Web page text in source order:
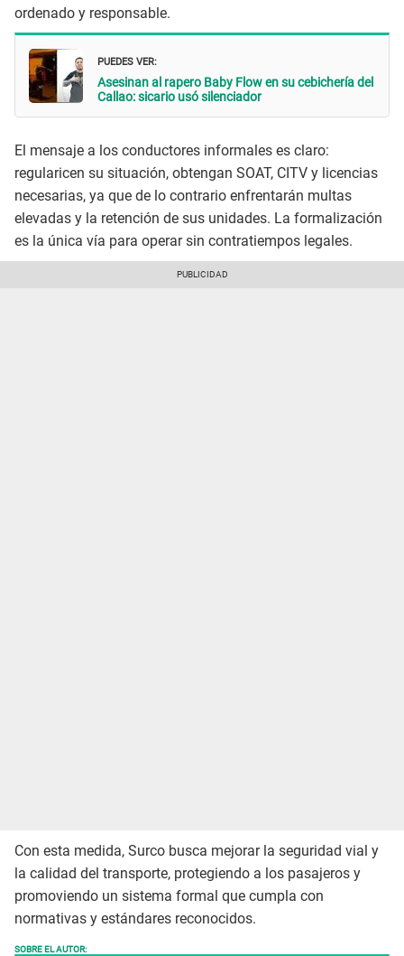
ordenado y responsable.
PUEDES VER:
Asesinan al rapero Baby Flow en su cebichería del
Callao: sicario usó silenciador
El mensaje a los conductores informales es claro:
regularicen su situación, obtengan SOAT, CITV y licencias
necesarias, ya que de lo contrario enfrentarán multas
elevadas y la retención de sus unidades. La formalización
es la única vía para operar sin contratiempos legales.
Con esta medida, Surco busca mejorar la seguridad vial y
la calidad del transporte, protegiendo a los pasajeros y
promoviendo un sistema formal que cumpla con
normativas y estándares reconocidos.
SOBRE EL AUTOR: